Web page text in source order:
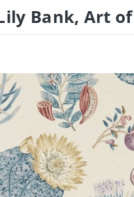
Bank, Art